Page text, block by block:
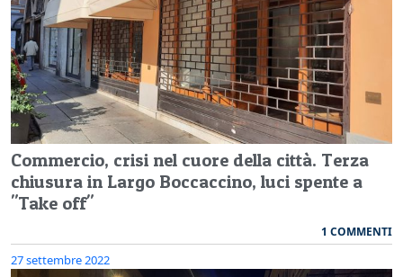
Commercio, crisi nel cuore della città. Terza
chiusura in Largo Boccaccino, luci spente a
"Take off"
1 COMMENTI
27 settembre 2022